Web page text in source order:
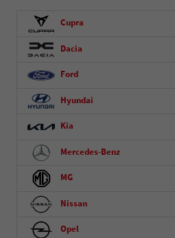
Cupra
Dacia
Ford
Hyundai
Kia
Mercedes-Benz
MG
Nissan
Opel